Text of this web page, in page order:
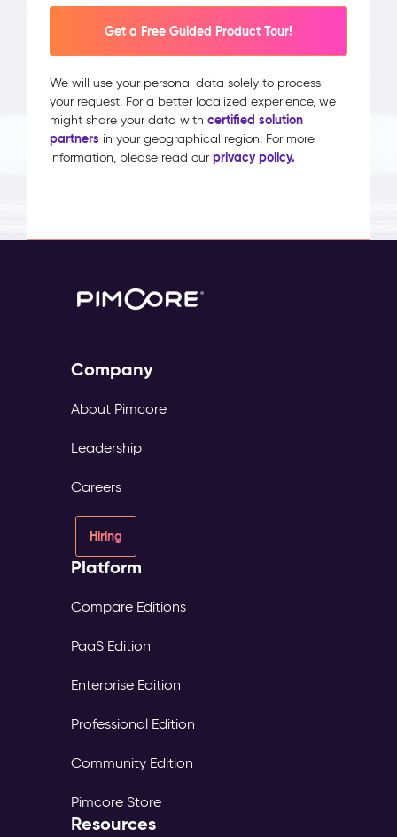
Get a Free Guided Product Tour!
We will use your personal data solely to process
your request. For a better localized experience, we
might share your data with certified solution
partners in your geographical region. For more
information, please read our privacy policy.
Company
About Pimcore
Leadership
Careers
Hiring
Platform
Compare Editions
PaaS Edition
Enterprise Edition
Professional Edition
Community Edition
Pimcore Store
Resources